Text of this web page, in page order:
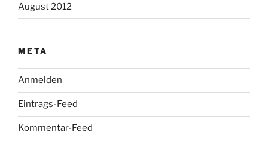
August 2012
META
Anmelden
Eintrags-Feed
Kommentar-Feed